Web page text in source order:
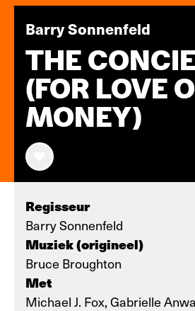
Barry Sonnenfeld
THE
(FOR LOVE
MONEY)
Regisseur
Barry Sonnenfeld
Muziek (origineel)
Bruce Broughton
Met
Michael J. Fox, Gabrielle